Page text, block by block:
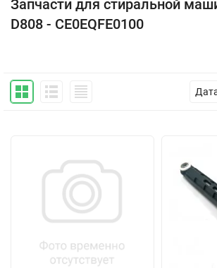
Запчасти для стиральной
D808 - CE0EQFE0100